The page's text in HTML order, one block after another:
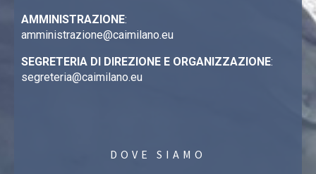
AMMINISTRAZIONE:
amministrazione@caimilano.eu
SEGRETERIA DI DIREZIONE E ORGANIZZAZIONE:
segreteria@caimilano.eu
DOVE SIAMO